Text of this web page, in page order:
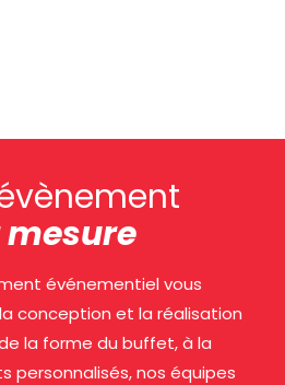
événementiel vous
conception et la réalisation
la forme du buffet, à la
personnalisés, nos équipes